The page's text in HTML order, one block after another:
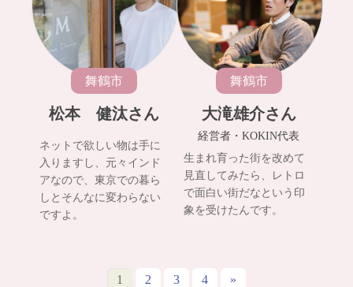
舞鶴市
松本 健汰さん
ネットで欲しい物は手に
入りますし、元々インド
アなので、東京での暮ら
しとそんなに変わらない
ですよ。
舞鶴市
大滝雄介さん
経営者・KOKIN代表
生まれ育った街を改めて
見直してみたら、レトロ
で面白い街だなという印
象を受けたんです。
1 2 3 4 »